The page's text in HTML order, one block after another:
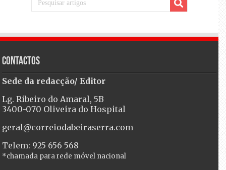
Contactos
Sede da redacção/ Editor
Lg. Ribeiro do Amaral, 5B
3400-070 Oliveira do Hospital
geral@correiodabeiraserra.com
Telem: 925 656 568
*chamada para rede móvel nacional